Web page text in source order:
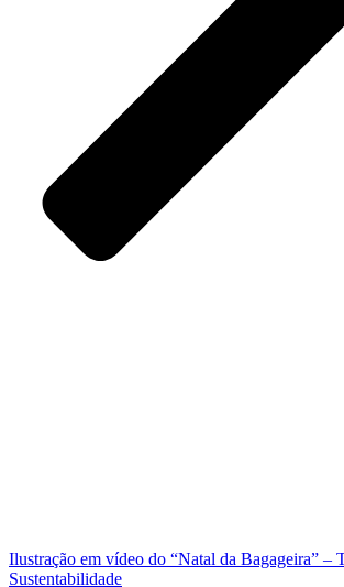
Ilustração em vídeo do “Natal da Bagageira” –
Sustentabilidade